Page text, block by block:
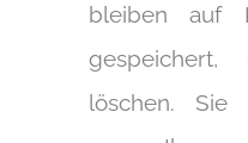
bleiben auf
löschen. Sie